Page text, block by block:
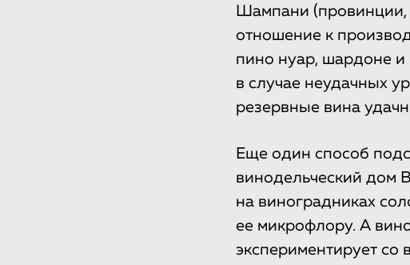
Шампани (провинции,
отношение к
пино нуар, шардоне и
в случае неудачных
резервные вина
Еще один способ
винодельческий дом
на виноградниках
ее микрофлору. А
экспериментирует